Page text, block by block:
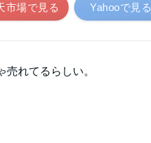
市場で見る Yahooで見る
れてるらしい。